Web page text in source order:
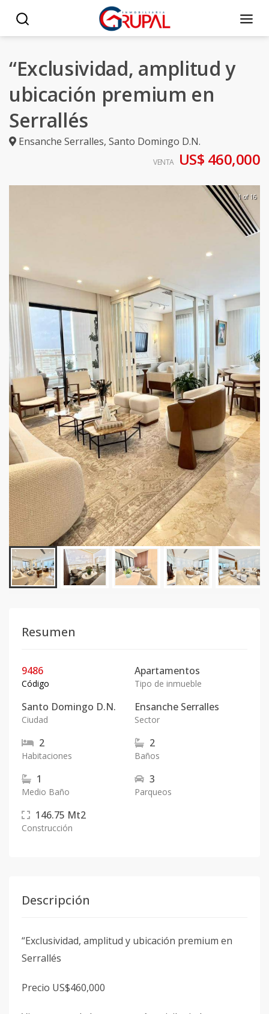
“Exclusividad, amplitud y
ubicación premium en
Serrallés
Ensanche Serralles, Santo Domingo D.N.
VENTA US$ 460,000
1 of 16
Resumen
9486
Código
Apartamentos
Tipo de inmueble
Santo Domingo D.N.
Ciudad
Ensanche Serralles
Sector
2
Habitaciones
2
Baños
1
Medio Baño
3
Parqueos
146.75 Mt2
Construcción
Descripción
“Exclusividad, amplitud y ubicación premium en
Serrallés
Precio US$460,000